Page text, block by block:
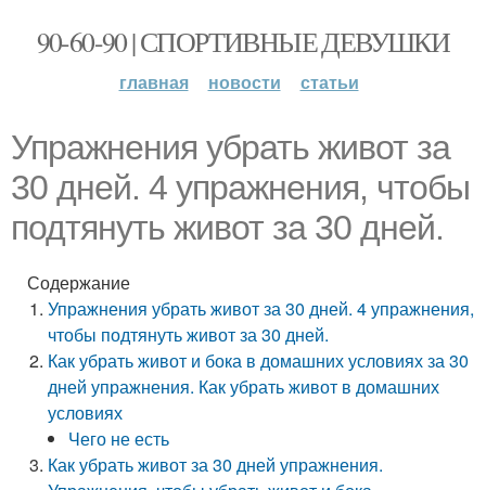
90-60-90 | СПОРТИВНЫЕ ДЕВУШКИ
главная новости статьи
Упражнения убрать живот за
30 дней. 4 упражнения, чтобы
подтянуть живот за 30 дней.
Содержание
Упражнения убрать живот за 30 дней. 4 упражнения,
чтобы подтянуть живот за 30 дней.
Как убрать живот и бока в домашних условиях за 30
дней упражнения. Как убрать живот в домашних
условиях
Чего не есть
Как убрать живот за 30 дней упражнения.